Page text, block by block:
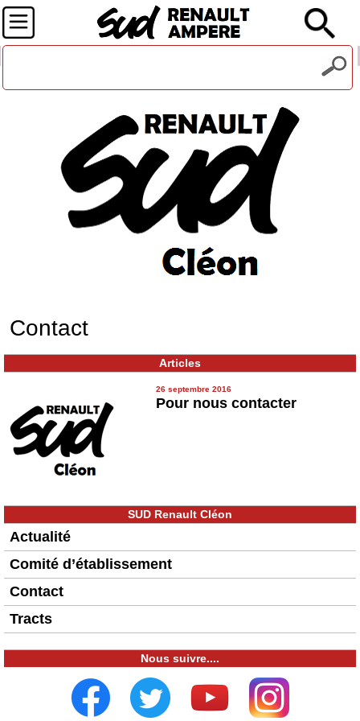
Contact
Articles
26 septembre 2016
Pour nous contacter
SUD Renault Cléon
Actualité
Comité d’établissement
Contact
Tracts
Nous suivre....